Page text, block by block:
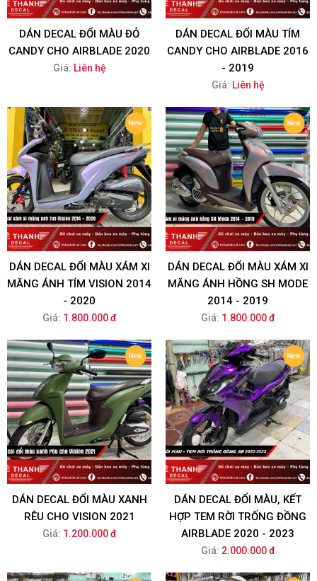
DÁN DECAL ĐỔI MÀU ĐỎ
CANDY CHO AIRBLADE 2020
Giá: Liên hệ
DÁN DECAL ĐỔI MÀU TÍM
CANDY CHO AIRBLADE 2016
- 2019
Giá: Liên hệ
DÁN DECAL ĐỔI MÀU XÁM XI
MĂNG ÁNH TÍM VISION 2014
- 2020
Giá: 1.800.000 đ
DÁN DECAL ĐỔI MÀU XÁM XI
MĂNG ÁNH HỒNG SH MODE
2014 - 2019
Giá: 1.800.000 đ
DÁN DECAL ĐỔI MÀU XANH
RÊU CHO VISION 2021
Giá: 1.200.000 đ
DÁN DECAL ĐỔI MÀU, KẾT
HỢP TEM RỜI TRỐNG ĐỒNG
AIRBLADE 2020 - 2023
Giá: 2.000.000 đ